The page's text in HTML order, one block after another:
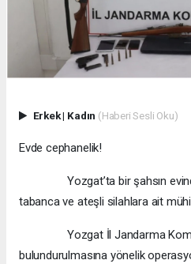
Erkek| Kadın (Haberi Sesli Oku)
Evde cephanelik!
Yozgat’ta bir şahsın
tabanca ve ateşli silahlara ait
Yozgat İl Jandarma
bulundurulmasına yönelik